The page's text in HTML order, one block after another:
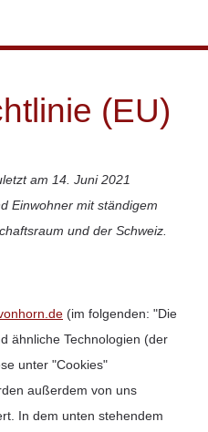
(EU)
am 14. Juni 2021
Einwohner mit ständigem
und der Schweiz.
(im folgenden: "Die
ähnliche Technologien (der
unter "Cookies"
außerdem von uns
In dem unten stehendem